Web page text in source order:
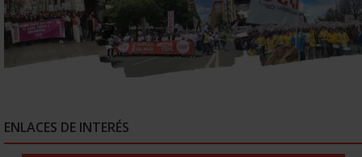
ENLACES DE INTERÉS